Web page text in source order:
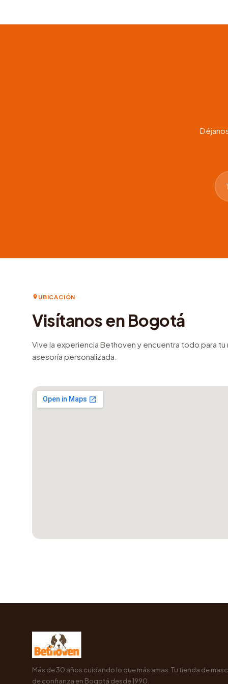
UBICACIÓN
Visítanos en Bogotá
Vive la experiencia Bethoven y encuentra todo para
asesoría personalizada.
Más de 30 años cuidando lo que más amas. Tu tienda de
de confianza en Bogotá desde 1990.